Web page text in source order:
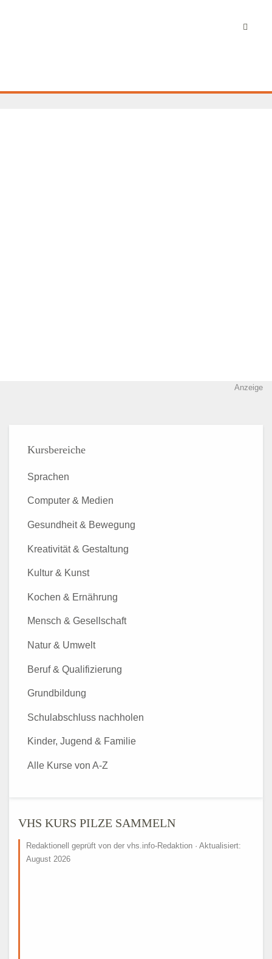
Anzeige
VHS KURS PILZE SAMMELN
Redaktionell geprüft von der vhs.info-Redaktion · Aktualisiert:
August 2026
Kursbereiche
Sprachen
Computer & Medien
Gesundheit & Bewegung
Kreativität & Gestaltung
Kultur & Kunst
Kochen & Ernährung
Mensch & Gesellschaft
Natur & Umwelt
Beruf & Qualifizierung
Grundbildung
Schulabschluss nachholen
Kinder, Jugend & Familie
Alle Kurse von A-Z